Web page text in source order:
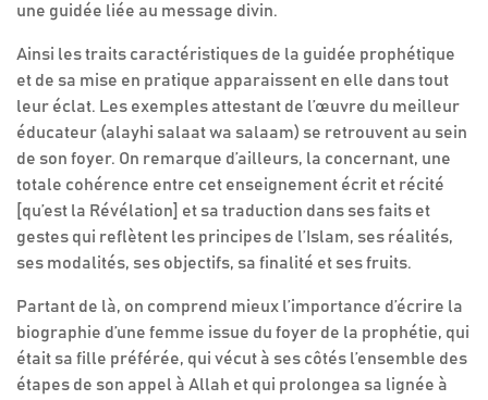
une guidée liée au message divin.
Ainsi les traits caractéristiques de la guidée prophétique
et de sa mise en pratique apparaissent en elle dans tout
leur éclat. Les exemples attestant de l’œuvre du meilleur
éducateur (alayhi salaat wa salaam) se retrouvent au sein
de son foyer. On remarque d’ailleurs, la concernant, une
totale cohérence entre cet enseignement écrit et récité
[qu’est la Révélation] et sa traduction dans ses faits et
gestes qui reflètent les principes de l’Islam, ses réalités,
ses modalités, ses objectifs, sa finalité et ses fruits.
Partant de là, on comprend mieux l’importance d’écrire la
biographie d’une femme issue du foyer de la prophétie, qui
était sa fille préférée, qui vécut à ses côtés l’ensemble des
étapes de son appel à Allah et qui prolongea sa lignée à